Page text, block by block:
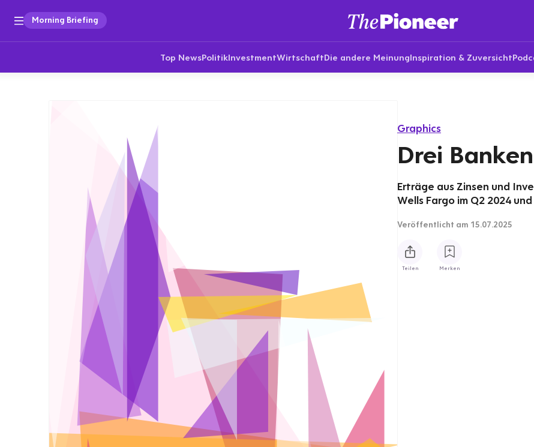
Morning Briefing
Top NewsPolitikInvestmentWirtschaftDie andere MeinungInspiration & Zuversicht
Graphics
Drei
Erträge aus Zinsen und
Wells Fargo im Q2 2024
Veröffentlicht am 15.07.2025
Teilen Merken